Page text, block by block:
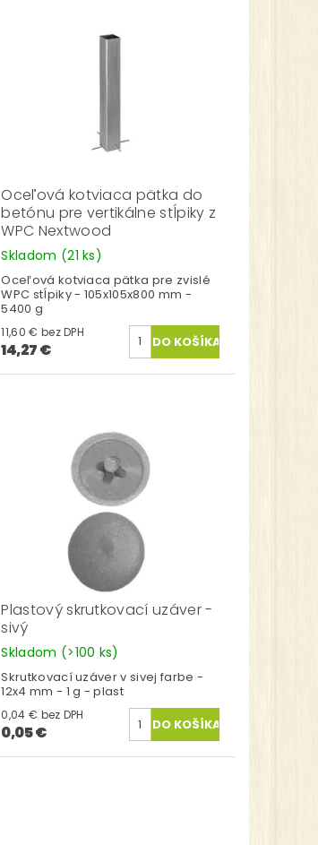
Oceľová kotviaca pätka do
betónu pre vertikálne stĺpiky z
WPC Nextwood
Skladom (21 ks)
Oceľová kotviaca pätka pre zvislé
WPC stĺpiky - 105x105x800 mm -
5400 g
11,60 € bez DPH
14,27 €
Plastový skrutkovací uzáver -
sivý
Skladom (>100 ks)
Skrutkovací uzáver v sivej farbe -
12x4 mm - 1 g - plast
0,04 € bez DPH
0,05 €